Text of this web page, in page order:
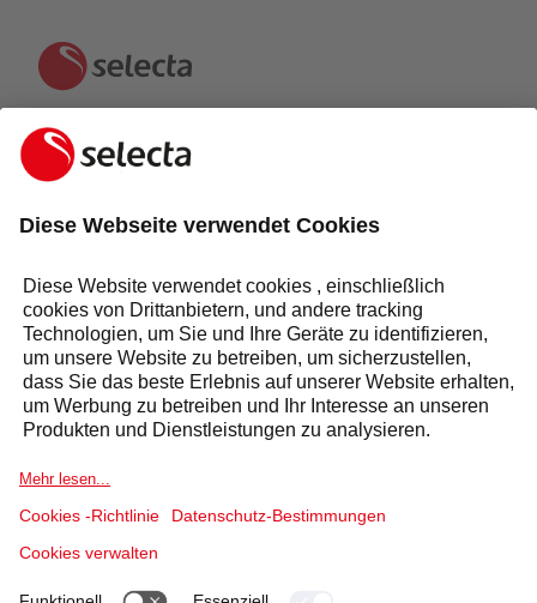
KONTAKTIEREN SIE UNS UND ERHALTEN SIE EIN
KOSTENLOSES ANGEBOT:
Antwort innerhalb von 24 Stunden
Selecta Gruppe
Produkte & Lösungen
Dienstleistungen
Sektoren